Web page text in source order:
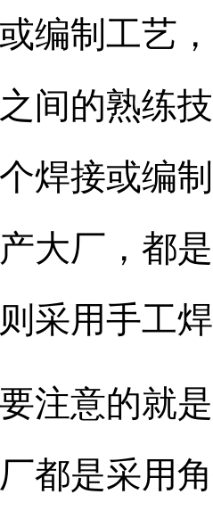
编制工艺
间的熟练
焊接或编
大厂，都
采用手工
意的就
都是采用